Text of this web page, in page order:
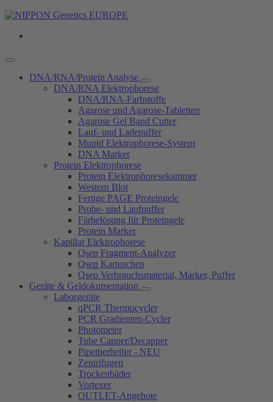
DNA/RNA/Protein Analyse
DNA/RNA Elektrophorese
DNA/RNA-Farbstoffe
Agarose und Agarose-Tabletten
Agarose Gel Band Cutter
Lauf- und Ladepuffer
Mupid Elektrophorese-System
DNA Marker
Protein Elektrophorese
Protein Elektrophoresekammer
Western Blot
Fertige PAGE Proteingele
Probe- und Laufpuffer
Färbelösung für Proteingele
Protein Marker
Kapillar Elektrophorese
Qsep Fragment-Analyzer
Qsep Kartuschen
Qsep Verbrauchsmaterial, Marker, Puffer
Geräte & Geldokumentation
Laborgeräte
qPCR Thermocycler
PCR Gradienten-Cycler
Photometer
Tube Capper/Decapper
Pipettierhelfer - NEU
Zentrifugen
Trockenbäder
Vortexer
OUTLET-Angebote